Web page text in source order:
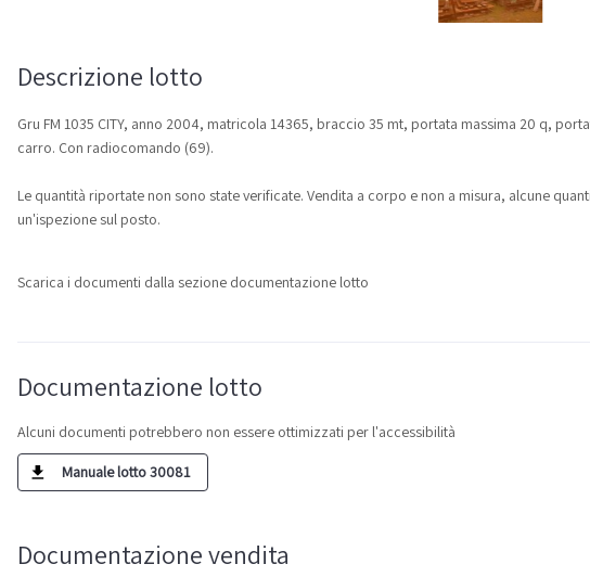
Descrizione lotto
Gru FM 1035 CITY, anno 2004, matricola 14365, braccio 35 mt, portata massima 20 q,
carro. Con radiocomando (69).
Le quantità riportate non sono state verificate. Vendita a corpo e non a misura, alcune
un'ispezione sul posto.
Scarica i documenti dalla sezione documentazione lotto
Documentazione lotto
Alcuni documenti potrebbero non essere ottimizzati per l'accessibilità
Manuale lotto 30081
Documentazione vendita